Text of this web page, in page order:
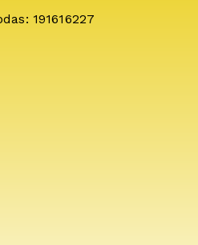
191616227